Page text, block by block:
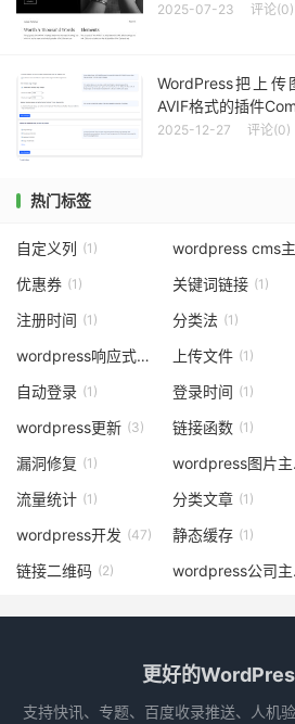
2025-07-23 评论(0)
WordPress把上
AVIF格式的插件
2025-12-27 评论(0)
热门标签
自定义列 (1)
优惠券 (1) 关键词链接 (1)
注册时间 (1) 分类法 (1)
wordpress响应式主题 (1)
上传文件 (1)
自动登录 (1) 登录时间 (1)
wordpress更新 (3) 链接函数 (1)
漏洞修复 (1)
流量统计 (1) 分类文章 (1)
wordpress开发 (47) 静态缓存 (1)
链接二维码 (2)
更好的
支持快讯、专题、百度收录推送、人机